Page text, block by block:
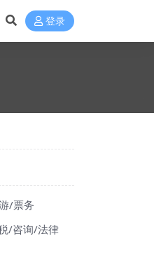
登录
/票务
/咨询/法律